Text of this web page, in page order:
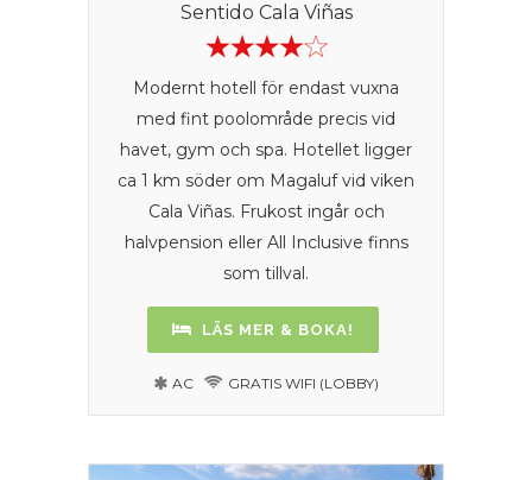
Sentido Cala Viñas
Modernt hotell för endast vuxna
med fint poolområde precis vid
havet, gym och spa. Hotellet ligger
ca 1 km söder om Magaluf vid viken
Cala Viñas. Frukost ingår och
halvpension eller All Inclusive finns
som tillval.
LÄS MER & BOKA!
AC GRATIS WIFI (LOBBY)